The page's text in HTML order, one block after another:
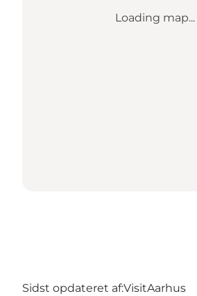
Loading map...
Sidst opdateret af:VisitAarhus